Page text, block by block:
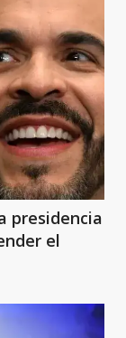
presidencia
el